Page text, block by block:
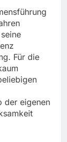
Für die
der eigenen